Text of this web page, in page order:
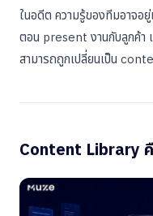
ในอดีต ความรู้ของทีมอาจอ
ตอน present งานกับลูกค้า
สามารถถูกเปลี่ยนเป็น
Content Library